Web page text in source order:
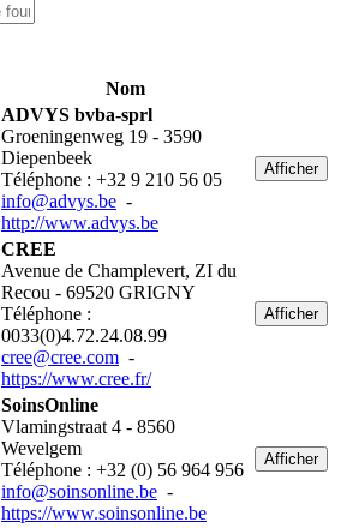
Nom
ADVYS bvba-sprl
Groeningenweg 19 - 3590
Diepenbeek
Téléphone : +32 9 210 56 05
info@advys.be -
http://www.advys.be
Afficher
CREE
Avenue de Champlevert, ZI du
Recou - 69520 GRIGNY
Téléphone :
0033(0)4.72.24.08.99
cree@cree.com -
https://www.cree.fr/
Afficher
SoinsOnline
Vlamingstraat 4 - 8560
Wevelgem
Téléphone : +32 (0) 56 964 956
info@soinsonline.be -
https://www.soinsonline.be
Afficher